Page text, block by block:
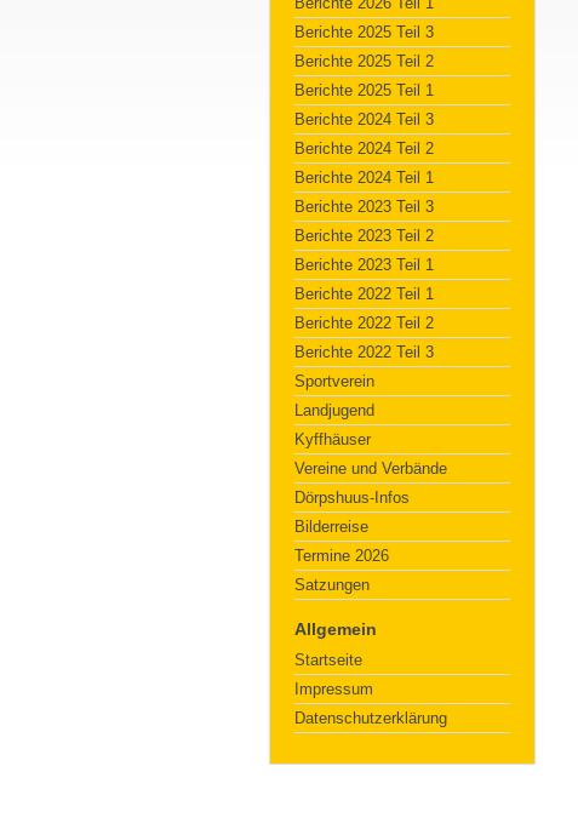
Berichte 2025 Teil 3
Berichte 2025 Teil 2
Berichte 2025 Teil 1
Berichte 2024 Teil 3
Berichte 2024 Teil 2
Berichte 2024 Teil 1
Berichte 2023 Teil 3
Berichte 2023 Teil 2
Berichte 2023 Teil 1
Berichte 2022 Teil 1
Berichte 2022 Teil 2
Berichte 2022 Teil 3
Sportverein
Landjugend
Kyffhäuser
Vereine und Verbände
Dörpshuus-Infos
Bilderreise
Termine 2026
Satzungen
Allgemein
Startseite
Impressum
Datenschutzerklärung